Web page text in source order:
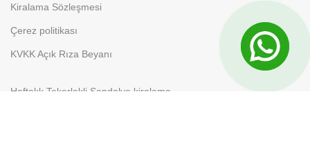
Kiralama Sözleşmesi
Çerez politikası
KVKK Açık Rıza Beyanı
Haftalık Tekerlekli Sandalye kiralama